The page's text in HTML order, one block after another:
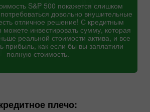
S&P 500 покажется слишком
довольно внушительные
отличное решение! С кредитным
инвестировать сумму, которая
реальной стоимости актива, и все
прибыль, как если бы вы заплатили
полную стоимость.
плечо: